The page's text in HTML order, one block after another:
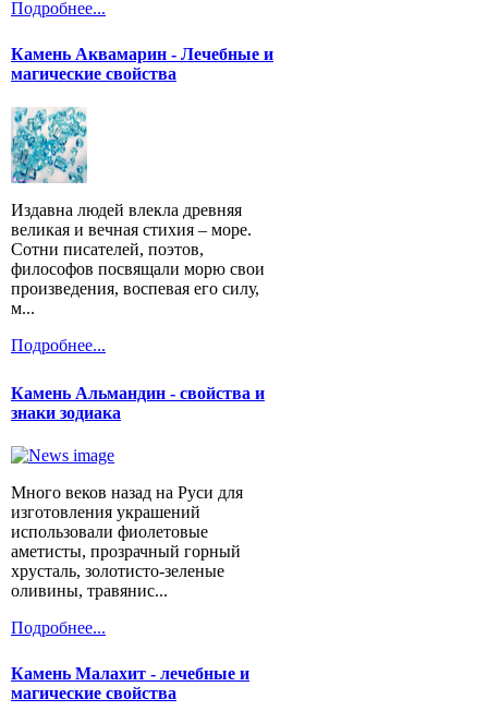
Подробнее...
Камень Аквамарин - Лечебные и
магические свойства
Издавна людей влекла древняя
великая и вечная стихия – море.
Сотни писателей, поэтов,
философов посвящали морю свои
произведения, воспевая его силу,
м...
Подробнее...
Камень Альмандин - свойства и
знаки зодиака
Много веков назад на Руси для
изготовления украшений
использовали фиолетовые
аметисты, прозрачный горный
хрусталь, золотисто-зеленые
оливины, травянис...
Подробнее...
Камень Малахит - лечебные и
магические свойства